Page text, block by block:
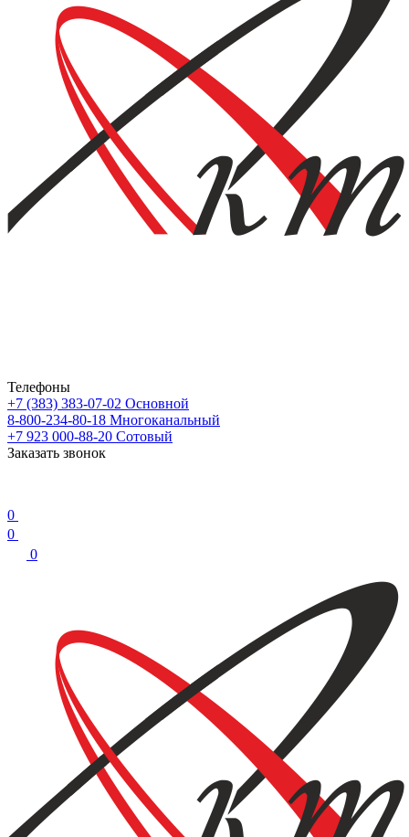
Телефоны
+7 (383) 383-07-02 Основной
8-800-234-80-18 Многоканальный
+7 923 000-88-20 Сотовый
Заказать звонок
0
0
0